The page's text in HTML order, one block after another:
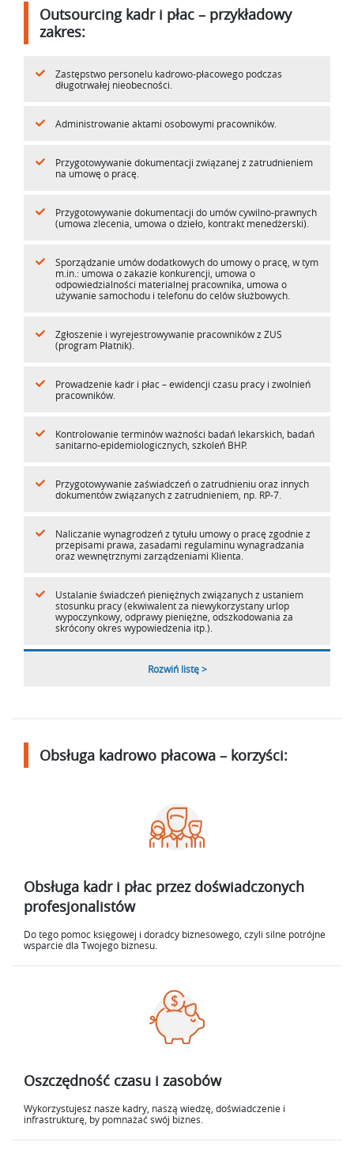
Outsourcing kadr i płac – przykładowy
zakres:
Zastępstwo personelu kadrowo-płacowego podczas
długotrwałej nieobecności.
Administrowanie aktami osobowymi pracowników.
Przygotowywanie dokumentacji związanej z zatrudnieniem
na umowę o pracę.
Przygotowywanie dokumentacji do umów cywilno-prawnych
(umowa zlecenia, umowa o dzieło, kontrakt menedżerski).
Sporządzanie umów dodatkowych do umowy o pracę, w tym
m.in.: umowa o zakazie konkurencji, umowa o
odpowiedzialności materialnej pracownika, umowa o
używanie samochodu i telefonu do celów służbowych.
Zgłoszenie i wyrejestrowywanie pracowników z ZUS
(program Płatnik).
Prowadzenie kadr i płac – ewidencji czasu pracy i zwolnień
pracowników.
Kontrolowanie terminów ważności badań lekarskich, badań
sanitarno-epidemiologicznych, szkoleń BHP.
Przygotowywanie zaświadczeń o zatrudnieniu oraz innych
dokumentów związanych z zatrudnieniem, np. RP-7.
Naliczanie wynagrodzeń z tytułu umowy o pracę zgodnie z
przepisami prawa, zasadami regulaminu wynagradzania
oraz wewnętrznymi zarządzeniami Klienta.
Ustalanie świadczeń pieniężnych związanych z ustaniem
stosunku pracy (ekwiwalent za niewykorzystany urlop
wypoczynkowy, odprawy pieniężne, odszkodowania za
skrócony okres wypowiedzenia itp.).
Rozwiń listę >
Obsługa kadrowo płacowa – korzyści:
Obsługa kadr i płac przez doświadczonych
profesjonalistów
Do tego pomoc księgowej i doradcy biznesowego, czyli silne potrójne
wsparcie dla Twojego biznesu.
Oszczędność czasu i zasobów
Wykorzystujesz nasze kadry, naszą wiedzę, doświadczenie i
infrastrukturę, by pomnażać swój biznes.